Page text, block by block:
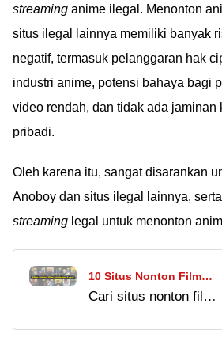
streaming anime ilegal. Menonton
situs ilegal lainnya memiliki banyak
negatif, termasuk pelanggaran hak
industri anime, potensi bahaya bagi
video rendah, dan tidak ada jaminan
pribadi.
Oleh karena itu, sangat disarankan
Anoboy dan situs ilegal lainnya,
streaming legal untuk menonton
10 Situs Nonton Film
Gratis 2025, Link Aman
Cari situs nonton film